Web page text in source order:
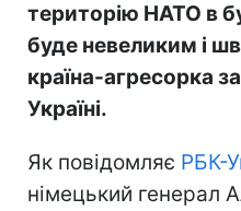
територію НАТО в
буде невеликим і
країна-агресорка
Україні.
Як повідомляє РБК-
німецький генерал